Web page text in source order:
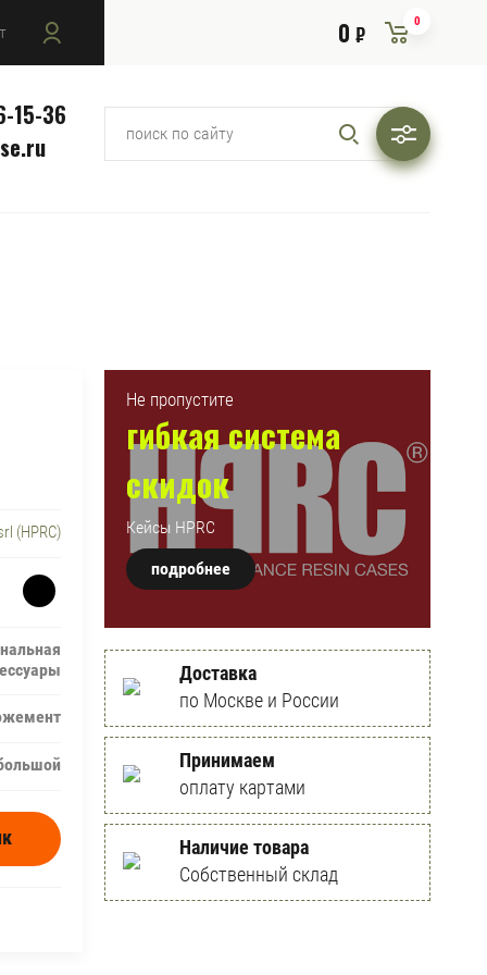
0 ₽
0
15-36
(HPRC)
Не пропустите
гибкая система
скидок
Кейсы HPRC
подробнее
Доставка
по Москве и России
Принимаем
оплату картами
Наличие товара
Собственный склад